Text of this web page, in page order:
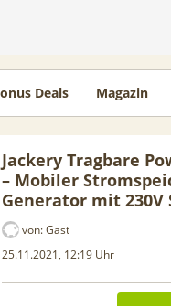
Deals Magazin
Jackery Tragbare
– Mobiler
Generator mit 230V
von:Gast
25.11.2021, 12:19 Uhr